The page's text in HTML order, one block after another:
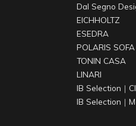
Dal Segno
EICHHOLTZ
ESEDRA
POLARIS
TONIN CASA
LINARI
IB Selection｜
IB Selection｜